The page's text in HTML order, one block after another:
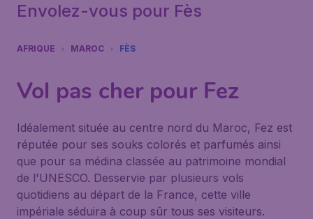
Envolez-vous pour Fès
AFRIQUE MAROC FÈS
Vol pas cher pour Fez
Idéalement située au centre nord du Maroc, Fez est
réputée pour ses souks colorés et parfumés ainsi
que pour sa médina classée au patrimoine mondial
de l'UNESCO. Desservie par plusieurs vols
quotidiens au départ de la France, cette ville
impériale séduira à coup sûr tous ses visiteurs.